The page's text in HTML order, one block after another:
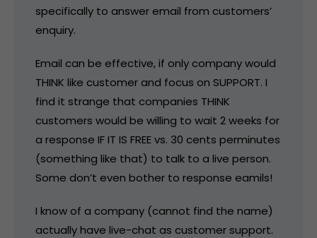
specifically to answer email from customers’
enquiry.
Email can be effective, if only company would
THINK like customer and focus on SUPPORT. I
find it strange that companies THINK
customers would be willing to wait 2 weeks for
a response IF IT IS FREE vs. 30 cents perminutes
(something like that) to talk to a live person.
Some don’t even bother to response eamils!
I know of a company (cannot find the name)
actually have live-chat as customer support.